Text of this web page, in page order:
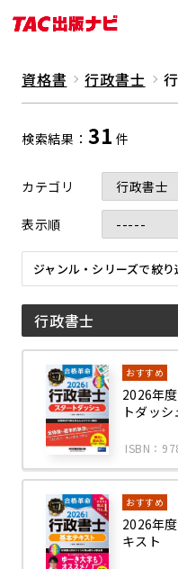
資格書 行政書士
検索結果 31 件
ジャンル・シリーズで絞り
カテゴリ
表示順
行政書士
おすすめ
2026年
トダッシ
ISBN：
おすすめ
2026年
キスト